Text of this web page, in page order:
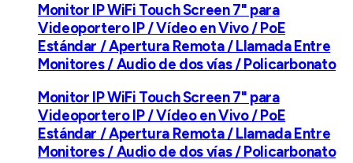
Monitor IP WiFi Touch Screen 7" para
Videoportero IP / Vídeo en Vivo / PoE
Estándar / Apertura Remota / Llamada Entre
Monitores / Audio de dos vías / Policarbonato
Monitor IP WiFi Touch Screen 7" para
Videoportero IP / Vídeo en Vivo / PoE
Estándar / Apertura Remota / Llamada Entre
Monitores / Audio de dos vías / Policarbonato